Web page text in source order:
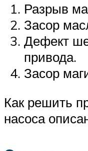
Разрыв
Засор
Дефект
привода.
Засор
Как решить
насоса